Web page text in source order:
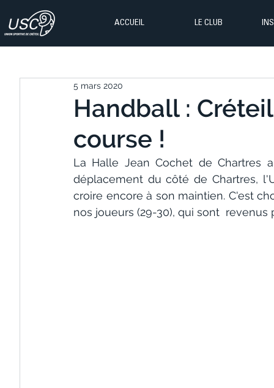
ACCUEIL LE CLUB
Handball :
course !
5 mars 2020
La Halle Jean Cochet de Chartres
déplacement du côté de Chartres,
croire encore à son maintien. C'est
nos joueurs (29-30), qui sont